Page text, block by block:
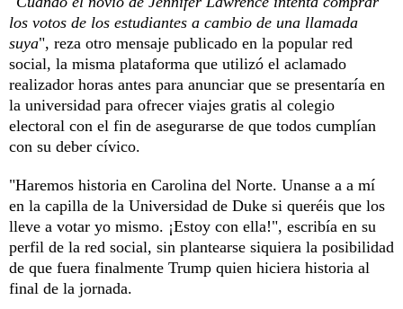
los votos de los estudiantes a cambio de una llamada
suya", reza otro mensaje publicado en la popular red
social, la misma plataforma que utilizó el aclamado
realizador horas antes para anunciar que se presentaría en
la universidad para ofrecer viajes gratis al colegio
electoral con el fin de asegurarse de que todos cumplían
con su deber cívico.
"Haremos historia en Carolina del Norte. Unanse a a mí
en la capilla de la Universidad de Duke si queréis que los
lleve a votar yo mismo. ¡Estoy con ella!", escribía en su
perfil de la red social, sin plantearse siquiera la posibilidad
de que fuera finalmente Trump quien hiciera historia al
final de la jornada.